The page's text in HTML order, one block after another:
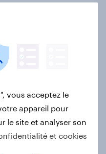
and the
vous acceptez le
appareil pour
le site et analyser son
et cookies